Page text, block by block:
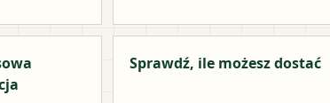
Sprawdź, ile możesz dostać